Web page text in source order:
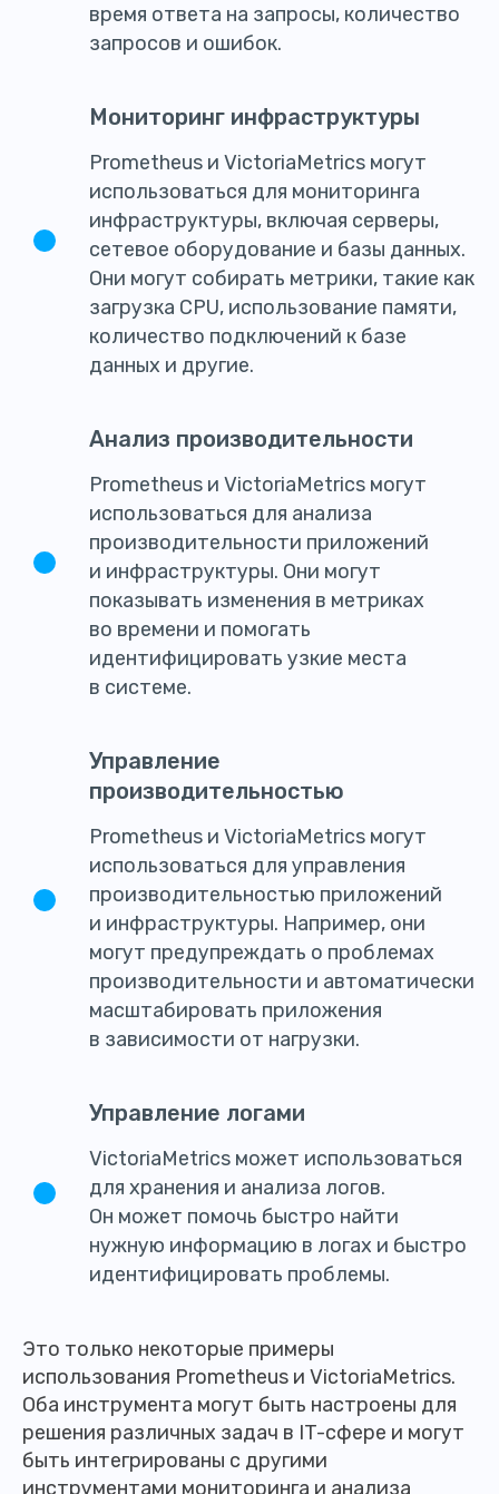
время ответа на запросы, количество
запросов и ошибок.
Мониторинг инфраструктуры
Prometheus и VictoriaMetrics могут
использоваться для мониторинга
инфраструктуры, включая серверы,
сетевое оборудование и базы данных.
Они могут собирать метрики, такие как
загрузка CPU, использование памяти,
количество подключений к базе
данных и другие.
Анализ производительности
Prometheus и VictoriaMetrics могут
использоваться для анализа
производительности приложений
и инфраструктуры. Они могут
показывать изменения в метриках
во времени и помогать
идентифицировать узкие места
в системе.
Управление
производительностью
Prometheus и VictoriaMetrics могут
использоваться для управления
производительностью приложений
и инфраструктуры. Например, они
могут предупреждать о проблемах
производительности и автоматически
масштабировать приложения
в зависимости от нагрузки.
Управление логами
VictoriaMetrics может использоваться
для хранения и анализа логов.
Он может помочь быстро найти
нужную информацию в логах и быстро
идентифицировать проблемы.
Это только некоторые примеры
использования Prometheus и VictoriaMetrics.
Оба инструмента могут быть настроены для
решения различных задач в IT-сфере и могут
быть интегрированы с другими
инструментами мониторинга и анализа